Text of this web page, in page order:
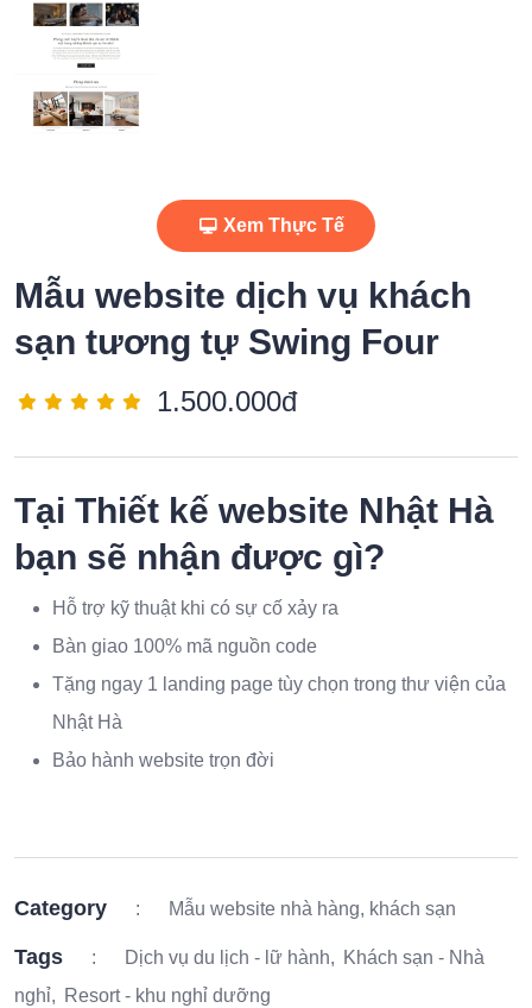
Xem Thực Tế
Mẫu website dịch vụ khách
sạn tương tự Swing Four
1.500.000đ
Tại Thiết kế website Nhật Hà
bạn sẽ nhận được gì?
Hỗ trợ kỹ thuật khi có sự cố xảy ra
Bàn giao 100% mã nguồn code
Tặng ngay 1 landing page tùy chọn trong thư viện của
Nhật Hà
Bảo hành website trọn đời
Category : Mẫu website nhà hàng, khách sạn
Tags : Dịch vụ du lịch - lữ hành
Khách sạn - Nhà
nghỉ
Resort - khu nghỉ dưỡng